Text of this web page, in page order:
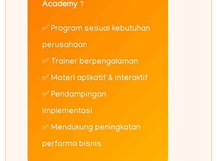
Academy ?
✅ Program sesuai kebutuhan
perusahaan
✅ Trainer berpengalaman
✅ Materi aplikatif & interaktif
✅ Pendampingan
implementasi
✅ Mendukung peningkatan
performa bisnis